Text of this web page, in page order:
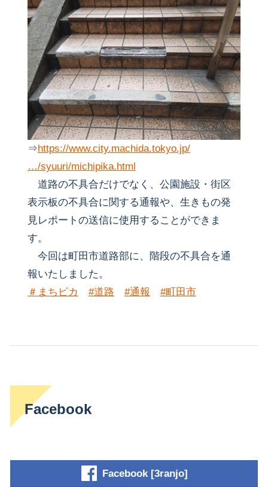
⇒https://www.city.machida.tokyo.jp/
…/syuuri/michipika.html
道路の不具合だけでなく、公園施設・街区
表示板の不具合に関する通報や、生きもの発
見レポートの送信に使用することができま
す。
今回は町田市道路部に、階段の不具合を通
報いたしました。
＃まちピカ
#道路 #通報 #町田市
Facebook
Facebook [3ranjo]